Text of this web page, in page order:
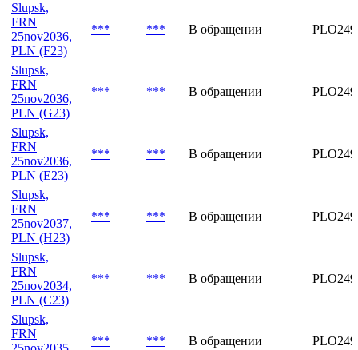
Slupsk,
FRN
25nov2036,
PLN (F23)
*** *** В обращении
Slupsk,
FRN
25nov2036,
PLN (G23)
*** *** В обращении
Slupsk,
FRN
25nov2036,
PLN (E23)
*** *** В обращении
Slupsk,
FRN
25nov2037,
PLN (H23)
*** *** В обращении
Slupsk,
FRN
25nov2034,
PLN (C23)
*** *** В обращении
Slupsk,
FRN
*** *** В обращении